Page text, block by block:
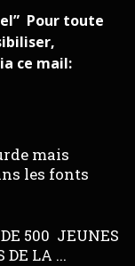
Pour toute
ce mail:
mais
les fonts
500 JEUNES
DE LA ...